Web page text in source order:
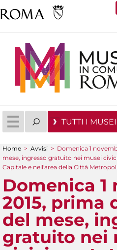
TUTTI I MUSEI
Tu sei qui
Home > Avvisi > Domenica 1
mese, ingresso gratuito nei musei
Capitale e nell'area della Città
Domenica 1
2015, prima
del mese,
gratuito nei